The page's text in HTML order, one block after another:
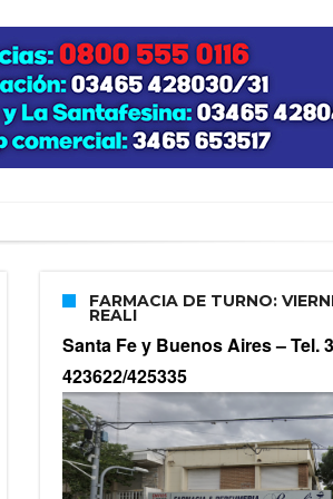
FARMACIA DE TURNO:
REALI
Santa Fe y Buenos Aires –Tel.
423622/425335